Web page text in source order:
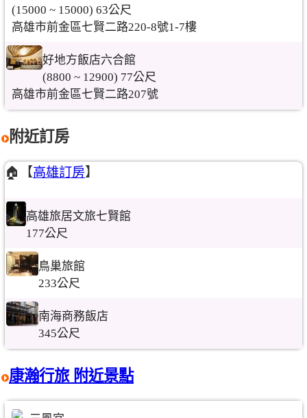
(15000 ~ 15000) 63公尺
高雄市前金區七賢二路220-8號1-7樓
好地方飯店六合館
(8800 ~ 12900) 77公尺
高雄市前金區七賢二路207號
附近訂房
🏠【高雄訂房】
高雄旅居文旅七賢館
177公尺
鳥巢旅館
233公尺
南海商務飯店
345公尺
康瀚行旅 附近景點